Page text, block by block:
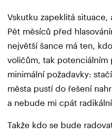
Vskutku zapeklitá situace,
Pět měsíců před
největší šance má ten,
voličům, tak potenciálním
minimální požadavky:
města pustí do řešení
a nebude mi cpát
Takže kdo se bude